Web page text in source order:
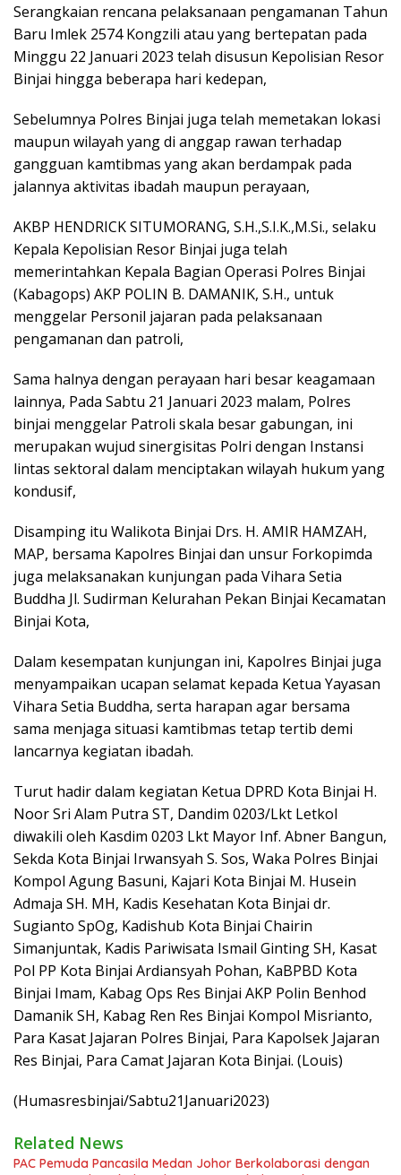
Serangkaian rencana pelaksanaan pengamanan Tahun
Baru Imlek 2574 Kongzili atau yang bertepatan pada
Minggu 22 Januari 2023 telah disusun Kepolisian Resor
Binjai hingga beberapa hari kedepan,
Sebelumnya Polres Binjai juga telah memetakan lokasi
maupun wilayah yang di anggap rawan terhadap
gangguan kamtibmas yang akan berdampak pada
jalannya aktivitas ibadah maupun perayaan,
AKBP HENDRICK SITUMORANG, S.H.,S.I.K.,M.Si., selaku
Kepala Kepolisian Resor Binjai juga telah
memerintahkan Kepala Bagian Operasi Polres Binjai
(Kabagops) AKP POLIN B. DAMANIK, S.H., untuk
menggelar Personil jajaran pada pelaksanaan
pengamanan dan patroli,
Sama halnya dengan perayaan hari besar keagamaan
lainnya, Pada Sabtu 21 Januari 2023 malam, Polres
binjai menggelar Patroli skala besar gabungan, ini
merupakan wujud sinergisitas Polri dengan Instansi
lintas sektoral dalam menciptakan wilayah hukum yang
kondusif,
Disamping itu Walikota Binjai Drs. H. AMIR HAMZAH,
MAP, bersama Kapolres Binjai dan unsur Forkopimda
juga melaksanakan kunjungan pada Vihara Setia
Buddha Jl. Sudirman Kelurahan Pekan Binjai Kecamatan
Binjai Kota,
Dalam kesempatan kunjungan ini, Kapolres Binjai juga
menyampaikan ucapan selamat kepada Ketua Yayasan
Vihara Setia Buddha, serta harapan agar bersama
sama menjaga situasi kamtibmas tetap tertib demi
lancarnya kegiatan ibadah.
Turut hadir dalam kegiatan Ketua DPRD Kota Binjai H.
Noor Sri Alam Putra ST, Dandim 0203/Lkt Letkol
diwakili oleh Kasdim 0203 Lkt Mayor Inf. Abner Bangun,
Sekda Kota Binjai Irwansyah S. Sos, Waka Polres Binjai
Kompol Agung Basuni, Kajari Kota Binjai M. Husein
Admaja SH. MH, Kadis Kesehatan Kota Binjai dr.
Sugianto SpOg, Kadishub Kota Binjai Chairin
Simanjuntak, Kadis Pariwisata Ismail Ginting SH, Kasat
Pol PP Kota Binjai Ardiansyah Pohan, KaBPBD Kota
Binjai Imam, Kabag Ops Res Binjai AKP Polin Benhod
Damanik SH, Kabag Ren Res Binjai Kompol Misrianto,
Para Kasat Jajaran Polres Binjai, Para Kapolsek Jajaran
Res Binjai, Para Camat Jajaran Kota Binjai. (Louis)
(Humasresbinjai/Sabtu21Januari2023)
Related News
PAC Pemuda Pancasila Medan Johor Berkolaborasi dengan